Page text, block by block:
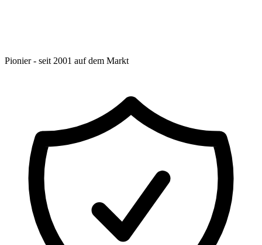
Pionier - seit 2001 auf dem Markt